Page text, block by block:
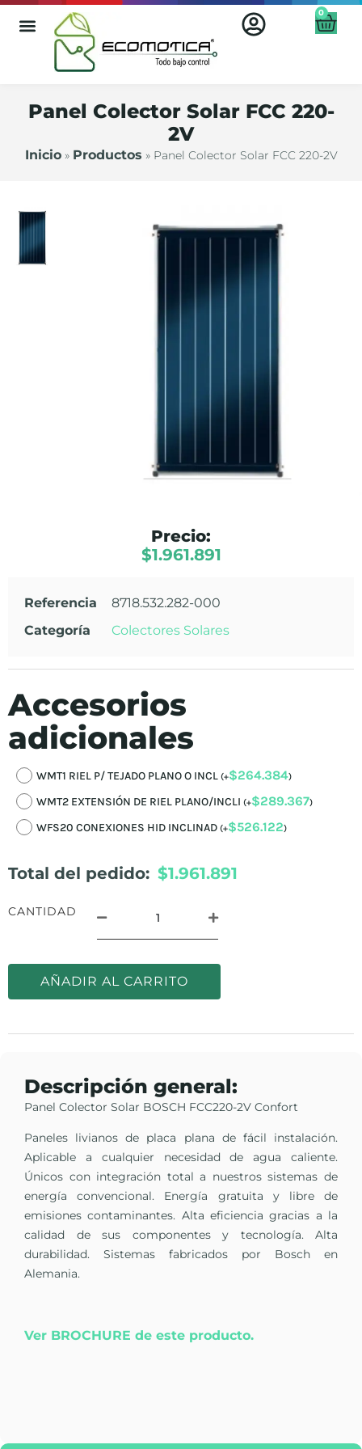
0
Panel Colector Solar FCC 220-
2V
Inicio» Productos » Panel Colector Solar FCC 220-2V
Precio:
$1.961.891
Referencia
8718.532.282-000
Categoría
Colectores Solares
Accesorios
adicionales
WMT1 RIEL P/ TEJADO PLANO O INCL (+$264.384)
WMT2 EXTENSIÓN DE RIEL PLANO/INCLI (+$289.367)
WFS20 CONEXIONES HID INCLINAD (+$526.122)
Total del pedido: $1.961.891
CANTIDAD
AÑADIR AL CARRITO
Descripción general:
Panel Colector Solar BOSCH FCC220-2V Confort
Paneles livianos de placa plana de fácil instalación.
Aplicable a cualquier necesidad de agua caliente.
Únicos con integración total a nuestros sistemas de
energía convencional. Energía gratuita y libre de
emisiones contaminantes. Alta eficiencia gracias a la
calidad de sus componentes y tecnología. Alta
durabilidad. Sistemas fabricados por Bosch en
Alemania.
Ver BROCHURE de este producto.